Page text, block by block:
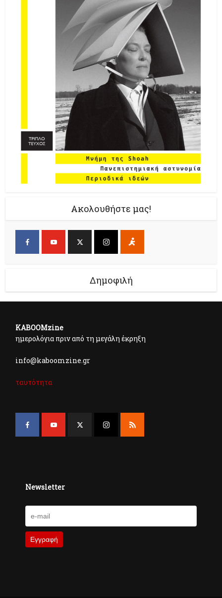
Ακολουθήστε μας!
Δημοφιλή
KABOOMzine
ημερολόγια πριν από τη μεγάλη έκρηξη
info@kaboomzine.gr
ταυτότητα
Newsletter